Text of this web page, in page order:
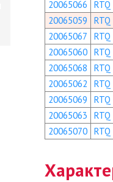
20065066
20065059
20065067
20065060
20065068
20065062
20065069
20065063
20065070